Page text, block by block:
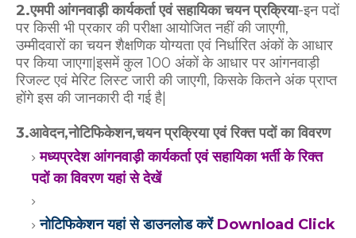
2.एमपी आंगनवाड़ी कार्यकर्ता एवं सहायिका चयन प्रक्रिया-इन पदों
पर किसी भी प्रकार की परीक्षा आयोजित नहीं की जाएगी,
उम्मीदवारों का चयन शैक्षणिक योग्यता एवं निर्धारित अंकों के आधार
पर किया जाएगा|इसमें कुल 100 अंकों के आधार पर आंगनवाड़ी
रिजल्ट एवं मेरिट लिस्ट जारी की जाएगी, किसके कितने अंक प्राप्त
होंगे इस की जानकारी दी गई है|
3.आवेदन,नोटिफिकेशन,चयन प्रक्रिया एवं रिक्त पदों का विवरण
मध्यप्रदेश आंगनवाड़ी कार्यकर्ता एवं सहायिका भर्ती के रिक्त
पदों का विवरण यहां से देखें
नोटिफिकेशन यहां से डाउनलोड करें Download Click